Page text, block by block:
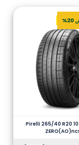
Pirelli 265/40 R20